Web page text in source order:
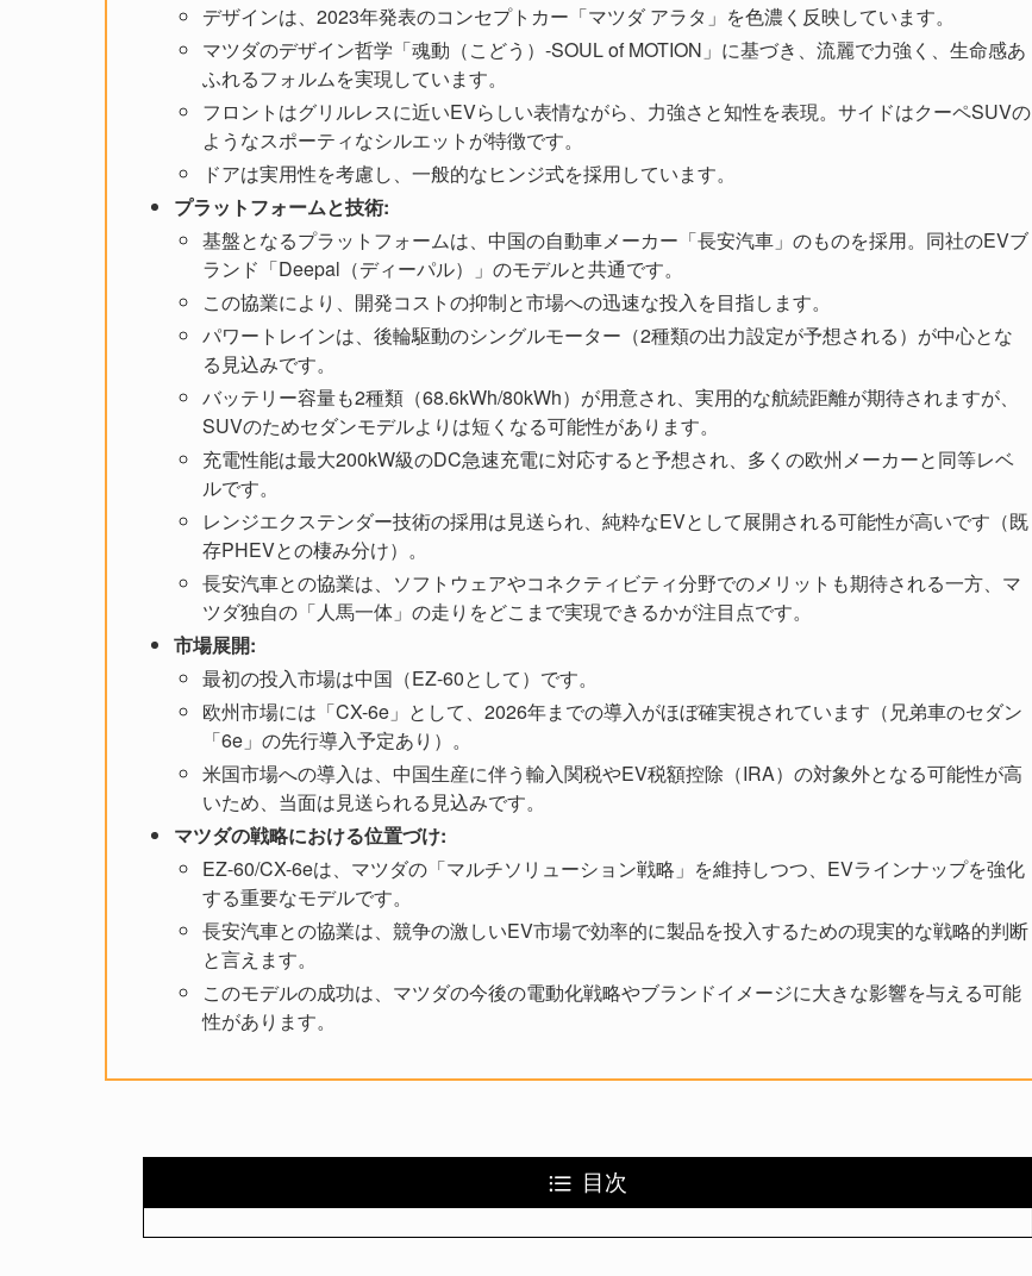
デザインは、2023年発表のコンセプトカー「マツダ アラタ」を色濃く反映しています。
マツダのデザイン哲学「魂動（こどう）-SOUL of MOTION」に基づき、流麗で力強く、生命感あ
ふれるフォルムを実現しています。
フロントはグリルレスに近いEVらしい表情ながら、力強さと知性を表現。サイドはクーペSUVの
ようなスポーティなシルエットが特徴です。
ドアは実用性を考慮し、一般的なヒンジ式を採用しています。
プラットフォームと技術:
基盤となるプラットフォームは、中国の自動車メーカー「長安汽車」のものを採用。同社のEVブ
ランド「Deepal（ディーパル）」のモデルと共通です。
この協業により、開発コストの抑制と市場への迅速な投入を目指します。
パワートレインは、後輪駆動のシングルモーター（2種類の出力設定が予想される）が中心とな
る見込みです。
バッテリー容量も2種類（68.6kWh/80kWh）が用意され、実用的な航続距離が期待されますが、
SUVのためセダンモデルよりは短くなる可能性があります。
充電性能は最大200kW級のDC急速充電に対応すると予想され、多くの欧州メーカーと同等レベ
ルです。
レンジエクステンダー技術の採用は見送られ、純粋なEVとして展開される可能性が高いです（既
存PHEVとの棲み分け）。
長安汽車との協業は、ソフトウェアやコネクティビティ分野でのメリットも期待される一方、マ
ツダ独自の「人馬一体」の走りをどこまで実現できるかが注目点です。
市場展開:
最初の投入市場は中国（EZ-60として）です。
欧州市場には「CX-6e」として、2026年までの導入がほぼ確実視されています（兄弟車のセダン
「6e」の先行導入予定あり）。
米国市場への導入は、中国生産に伴う輸入関税やEV税額控除（IRA）の対象外となる可能性が高
いため、当面は見送られる見込みです。
マツダの戦略における位置づけ:
EZ-60/CX-6eは、マツダの「マルチソリューション戦略」を維持しつつ、EVラインナップを強化
する重要なモデルです。
長安汽車との協業は、競争の激しいEV市場で効率的に製品を投入するための現実的な戦略的判断
と言えます。
このモデルの成功は、マツダの今後の電動化戦略やブランドイメージに大きな影響を与える可能
性があります。
目次